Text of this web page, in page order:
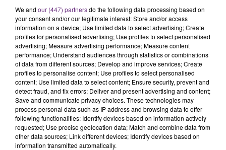
L'ORDRE SUR LES CONDITIONS DE...
Alors que les dates de début des vendange 2026
s'est avéré être plus précoce que prévu,
l'inspection du Travail en profite pour rappeler
les conditions de...
TITRES DIFFUSÉS
1h45
1h45 1h42
1h42
We and our (447) partnersdo the following data processing based on
your consent and/or our legitimate interest: Store and/or access
information on a device; Use limited data to select advertising; Create
profiles for personalised advertising; Use profiles to select personalised
advertising; Measure advertising performance; Measure content
performance; Understand audiences through statistics or combinations
of data from different sources; Develop and improve services; Create
profiles to personalise content; Use profiles to select personalised
content; Use limited data to select content; Ensure security, prevent and
detect fraud, and fix errors; Deliver and present advertising and content;
Save and communicate privacy choices. These technologies may
process personal data such as IP address and browsing data to offer
following functionalities: Identify devices based on information actively
requested; Use precise geolocation data; Match and combine data from
other data sources; Link different devices; Identify devices based on
information transmitted automatically.